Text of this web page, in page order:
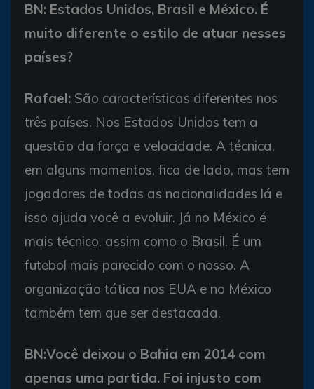
BN: Estados Unidos, Brasil e México. É
muito diferente o estilo de atuar nesses
países?
Rafael: São características diferentes nos
três países. Nos Estados Unidos tem a
questão da força e velocidade. A técnica,
em alguns momentos, fica de lado, mas tem
jogadores de todas as nacionalidades lá e
isso ajuda você a evoluir. Já no México é
mais técnico, assim como o Brasil. É um
futebol mais parecido com o nosso. A
organização tática nos EUA e no México
também tem que ser destacada.
BN:Você deixou o Bahia em 2014 com
apenas uma partida. Foi injusto com